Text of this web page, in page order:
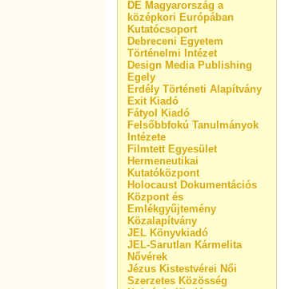
DE Magyarország a
középkori Európában
Kutatócsoport
Debreceni Egyetem
Történelmi Intézet
Design Media Publishing
Egely
Erdély Történeti Alapítvány
Exit Kiadó
Fátyol Kiadó
Felsőbbfokú Tanulmányok
Intézete
Filmtett Egyesület
Hermeneutikai
Kutatóközpont
Holocaust Dokumentációs
Központ és
Emlékgyűjtemény
Közalapítvány
JEL Könyvkiadó
JEL-Sarutlan Kármelita
Nővérek
Jézus Kistestvérei Női
Szerzetes Közösség